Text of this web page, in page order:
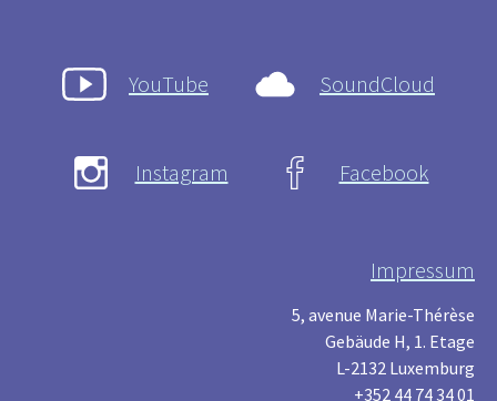
YouTube SoundCloud
Instagram Facebook
Impressum
5, avenue Marie-Thérèse
Gebäude H, 1. Etage
L-2132 Luxemburg
+352 44 74 34 01